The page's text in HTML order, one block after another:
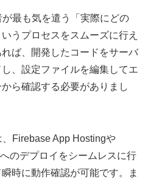
最も気を遣う「実際にどの
うプロセスをスムーズに行え
ば、開発したコードをサーバ
、設定ファイルを編集してエ
ら確認する必要がありまし
Firebase App Hostingや
のデプロイをシームレスに行
時に動作確認が可能です。ま